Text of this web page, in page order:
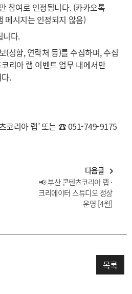
참여로 인정됩니다. (카카오톡
메시지는 인정되지 않음)
니다.
(성함, 연락처 등)를 수집하며, 수집
리아 랩 이벤트 업무 내에서만
.
코리아 랩’ 또는 ☎️ 051-749-9175
다음글 navigate_next
📢 부산 콘텐츠코리아 랩 ·
크리에이터 스튜디오 정상
운영 [4월]
목록